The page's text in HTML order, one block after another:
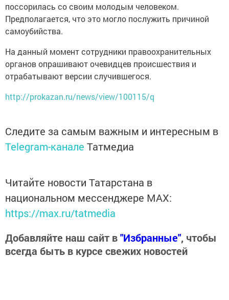
поссорилась со своим молодым человеком.
Предполагается, что это могло послужить причиной
самоубийства.
На данный момент сотрудники правоохранительных
органов опрашивают очевидцев происшествия и
отрабатывают версии случившегося.
http://prokazan.ru/news/view/100115/q
Следите за самым важным и интересным в
Telegram-канале Татмедиа
Читайте новости Татарстана в
национальном мессенджере MАХ:
https://max.ru/tatmedia
Добавляйте наш сайт в"Избранные", чтобы
всегда быть в курсе свежих новостей